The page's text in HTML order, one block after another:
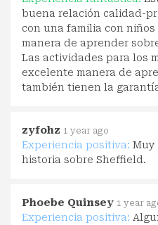
buena relación calidad-
con una familia con
manera de aprender
Las actividades para los
excelente manera de
también tienen la
zyfohz 1 year ago
Experiencia positiva: Muy
historia sobre Sheffield.
Phoebe Quinsey 1 year
Experiencia positiva: